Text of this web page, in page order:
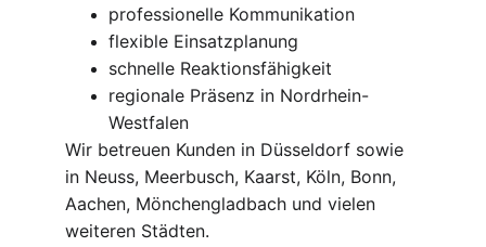
professionelle Kommunikation
flexible Einsatzplanung
schnelle Reaktionsfähigkeit
regionale Präsenz in Nordrhein-
Westfalen
Wir betreuen Kunden in Düsseldorf sowie
in Neuss, Meerbusch, Kaarst, Köln, Bonn,
Aachen, Mönchengladbach und vielen
weiteren Städten.